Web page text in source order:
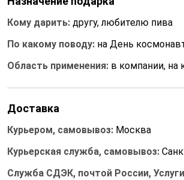
Кому дарить: другу, любителю пива
По какому поводу: на День
Область применения: в компании, на
Доставка
Курьером, самовывоз: Москва
Курьерская служба, самовывоз:
Служба СДЭК, почтой России,